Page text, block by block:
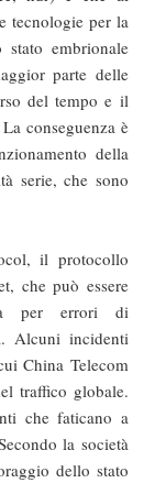
tecnologie per la
stato embrionale
parte delle
del tempo e il
conseguenza è
della
serie, che sono
il protocollo
che può essere
per errori di
Alcuni incidenti
China Telecom
traffico globale.
che faticano a
la società
dello stato